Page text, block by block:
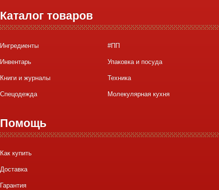
Каталог товаров
Ингредиенты #ПП
Инвентарь Упаковка и посуда
Книги и журналы Техника
Спецодежда Молекулярная кухня
Помощь
Как купить
Доставка
Гарантия